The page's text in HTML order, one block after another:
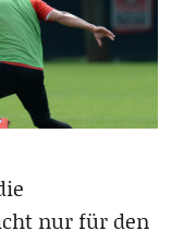
nur für den